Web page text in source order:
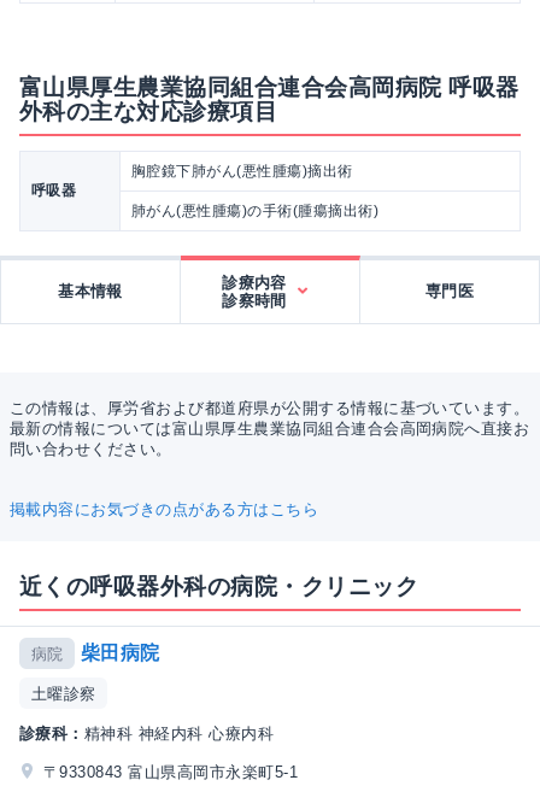
富山県厚生農業協同組合連合会高岡病院 呼吸器
外科の主な対応診療項目
呼吸器
胸腔鏡下肺がん(悪性腫瘍)摘出術
肺がん(悪性腫瘍)の手術(腫瘍摘出術)
基本情報
診療内容
診察時間
専門医
この情報は、厚労省および都道府県が公開する情報に基づいています。
最新の情報については富山県厚生農業協同組合連合会高岡病院へ直接お
問い合わせください。
掲載内容にお気づきの点がある方はこちら
近くの呼吸器外科の病院・クリニック
病院 柴田病院
土曜診察
診療科： 精神科 神経内科 心療内科
〒9330843 富山県高岡市永楽町5-1